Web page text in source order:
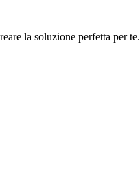
la soluzione perfetta per te.